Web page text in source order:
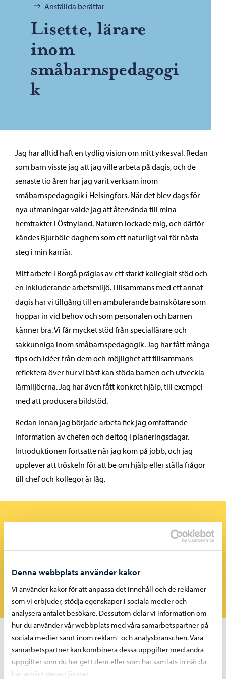
Denna webbplats använder kakor
Vi använder kakor för att anpassa det innehåll och de reklamer
som vi erbjuder, stödja egenskaper i sociala medier och
analysera antalet besökare. Dessutom delar vi information om
hur du använder vår webbplats med våra samarbetspartner på
sociala medier samt inom reklam- och analysbranschen. Våra
samarbetspartner kan kombinera dessa uppgifter med andra
uppgifter som du har gett dem eller som har samlats in när du
har använt deras tjänster.
Anställda berättar
Lisette, lärare
inom
småbarnspedagogi
k
Jag har alltid haft en tydlig vision om mitt yrkesval. Redan
som barn visste jag att jag ville arbeta på dagis, och de
senaste tio åren har jag varit verksam inom
småbarnspedagogik i Helsingfors. När det blev dags för
nya utmaningar valde jag att återvända till mina
hemtrakter i Östnyland. Naturen lockade mig, och därför
kändes Bjurböle daghem som ett naturligt val för nästa
steg i min karriär.
Mitt arbete i Borgå präglas av ett starkt kollegialt stöd och
en inkluderande arbetsmiljö. Tillsammans med ett annat
dagis har vi tillgång till en ambulerande barnskötare som
hoppar in vid behov och som personalen och barnen
känner bra. Vi får mycket stöd från speciallärare och
sakkunniga inom småbarnspedagogik. Jag har fått många
tips och idéer från dem och möjlighet att tillsammans
reflektera över hur vi bäst kan stöda barnen och utveckla
lärmiljöerna. Jag har även fått konkret hjälp, till exempel
med att producera bildstöd.
Redan innan jag började arbeta fick jag omfattande
information av chefen och deltog i planeringsdagar.
Introduktionen fortsatte när jag kom på jobb, och jag
upplever att tröskeln för att be om hjälp eller ställa frågor
till chef och kollegor är låg.
Borgå stad erbjuder ett brett utbud av fortbildningar,
och som lärare inom småbarnspedagogik finns
av utbildningen kan genomföras på arbetstid.
Under verksamhetsåret ges vi möjlighet till fyra
eftermiddagar för kompetensutveckling.
Jag uppskattar de nya daghemslokalerna i Bjurböle. Varje